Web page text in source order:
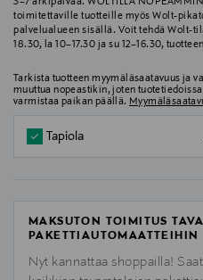
toimitettaville tuotteille myös Wolt-
palvelualueen sisällä. Voit tehdä Wolt-
18.30, la 10–17.30 ja su 12–16.30,
Tarkista tuotteen myymäläsaatavuus ja
muuttua nopeastikin, joten
varmistaa paikan päällä.
Tapiola
MAKSUTON TOIMITUS
PAKETTIAUTOMAATTEIHIN
Nyt kannattaa shoppailla!